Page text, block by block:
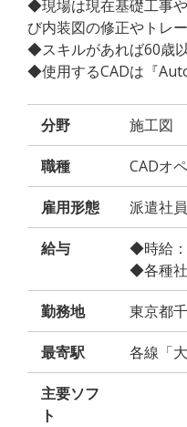
◆現場は現在基礎工事
び内装図の修正やトレ
◆スキルがあれば60歳
◆使用するCADは『
分野 施工図
職種 CADオ
雇用形態 派遣社員
給与
◆時給
◆各種
勤務地 東京都
最寄駅 各線「
主要ソフ
ト